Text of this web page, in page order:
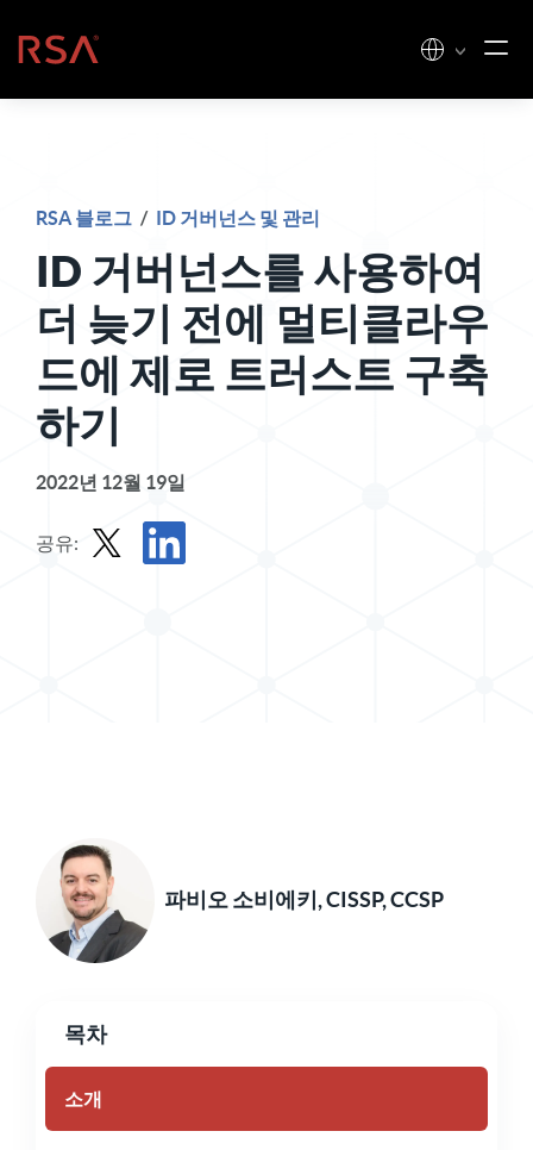
홈
RSA 블로그 / ID 거버넌스 및 관리
ID 거버넌스를 사용하여
더 늦기 전에 멀티클라우
드에 제로 트러스트 구축
하기
2022년 12월 19일
공유:
파비오 소비에키, CISSP, CCSP
목차
소개